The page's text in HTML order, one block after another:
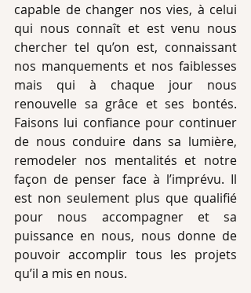
capable de changer nos vies, à celui
qui nous connaît et est venu nous
chercher tel qu’on est, connaissant
nos manquements et nos faiblesses
mais qui à chaque jour nous
renouvelle sa grâce et ses bontés.
Faisons lui confiance pour continuer
de nous conduire dans sa lumière,
remodeler nos mentalités et notre
façon de penser face à l’imprévu. Il
est non seulement plus que qualifié
pour nous accompagner et sa
puissance en nous, nous donne de
pouvoir accomplir tous les projets
qu’il a mis en nous.